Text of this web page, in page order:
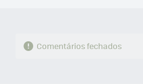
Comentários fechados